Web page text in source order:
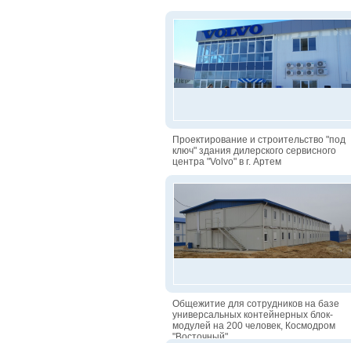
Проектирование и строительство "под
ключ" здания дилерского сервисного
центра "Volvo" в г. Артем
Общежитие для сотрудников на базе
универсальных контейнерных блок-
модулей на 200 человек, Космодром
"Восточный"